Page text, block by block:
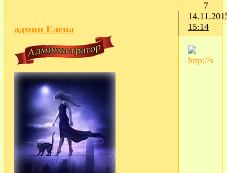
7
15:14
админ Елена